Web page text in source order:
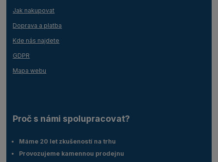
Jak nakupovat
Doprava a platba
Kde nás najdete
GDPR
Mapa webu
Proč s námi spolupracovat?
Máme 20 let zkušeností na trhu
Provozujeme kamennou prodejnu